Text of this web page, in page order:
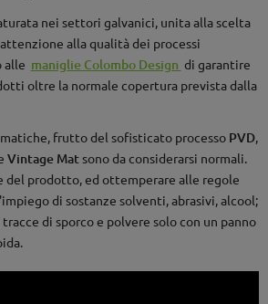
nei settori galvanici, unita alla scelta
alla qualità dei processi
alle maniglie Colombo Design di garantire
oltre la normale copertura prevista dalla
frutto del sofisticato processoPVD,
Vintage Matsono da considerarsi normali.
del prodotto, ed ottemperare alle regole
di sostanze solventi, abrasivi, alcool;
di sporco e polvere solo con un panno